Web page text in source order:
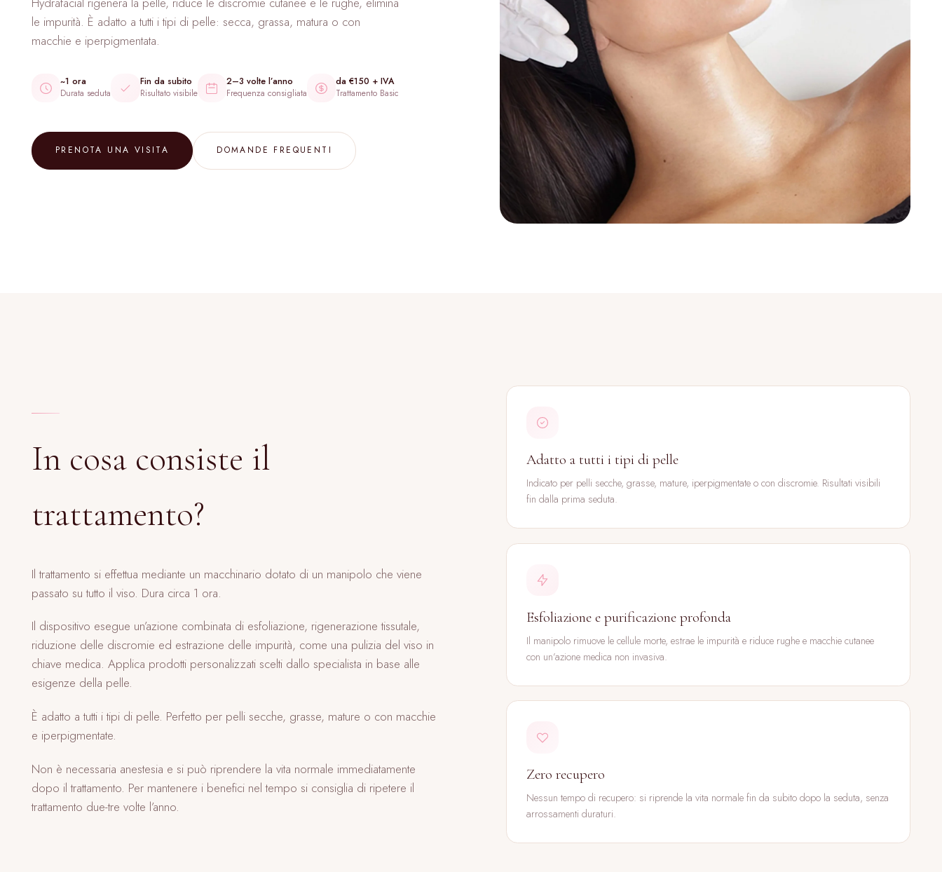
Filler Occhiaie
Gummy Smile
Carbossiterapia
Hydrafacial
le impurità. È adatto a tutti i tipi di pelle: secca, grassa, matura o con
macchie e iperpigmentata.
~1 ora
Durata seduta
Fin da subito
Risultato visibile
2–3 volte l’anno
Frequenza consigliata
da €150 + IVA
Trattamento Basic
PRENOTA UNA VISITA DOMANDE FREQUENTI
In cosa consiste il
trattamento?
Il trattamento si effettua mediante un macchinario dotato di un manipolo che viene
passato su tutto il viso. Dura circa 1 ora.
Il dispositivo esegue un’azione combinata di esfoliazione, rigenerazione tissutale,
riduzione delle discromie ed estrazione delle impurità, come una pulizia del viso in
chiave medica. Applica prodotti personalizzati scelti dallo specialista in base alle
esigenze della pelle.
È adatto a tutti i tipi di pelle. Perfetto per pelli secche, grasse, mature o con macchie
e iperpigmentate.
Non è necessaria anestesia e si può riprendere la vita normale immediatamente
dopo il trattamento. Per mantenere i benefici nel tempo si consiglia di ripetere il
trattamento due-tre volte l’anno.
Adatto a tutti i tipi di pelle
Indicato per pelli secche, grasse, mature, iperpigmentate o con discromie. Risultati visibili
fin dalla prima seduta.
Esfoliazione e purificazione profonda
Il manipolo rimuove le cellule morte, estrae le impurità e riduce rughe e macchie cutanee
con un’azione medica non invasiva.
Zero recupero
Nessun tempo di recupero: si riprende la vita normale fin da subito dopo la seduta, senza
arrossamenti duraturi.